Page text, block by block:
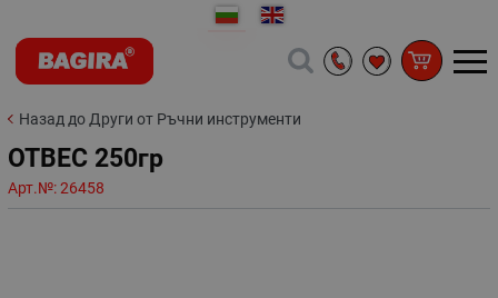
Назад до Други от Ръчни инструменти
ОТВЕС 250гр
Арт.№:26458